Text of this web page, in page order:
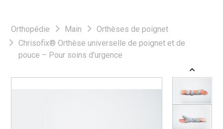
Orthopédie Main
Orthèses de poignet
Chrisofix® Orthèse universelle de poignet et de
pouce – Pour soins d'urgence